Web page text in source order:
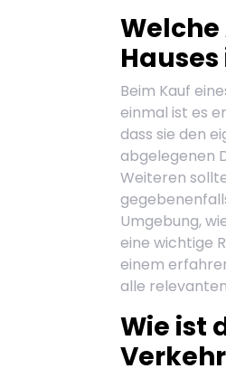
Beim Kauf
einmal ist es
dass sie den
abgelegenen
Weiteren
Umgebung,
eine wichtige
einem
alle
Wie ist